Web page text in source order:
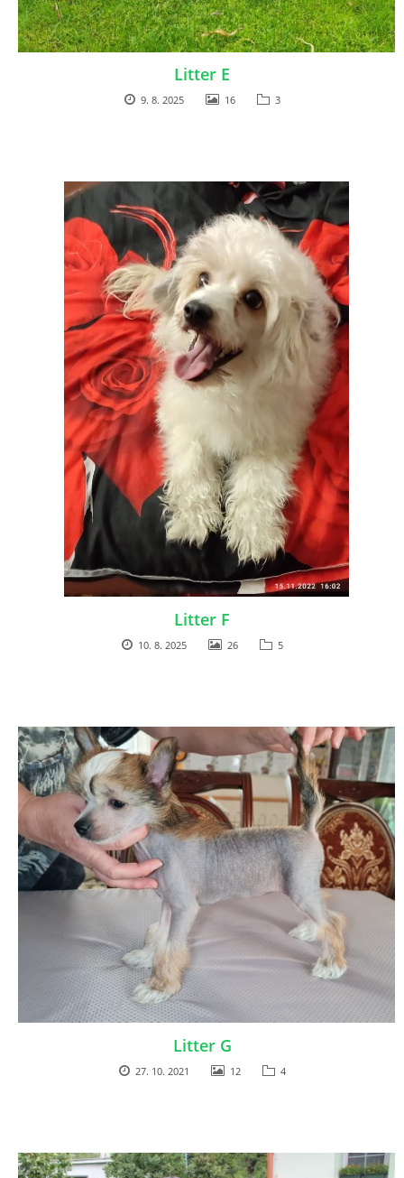
Litter E
9. 8. 2025 16 3
Litter F
10. 8. 2025 26 5
Litter G
27. 10. 2021 12 4